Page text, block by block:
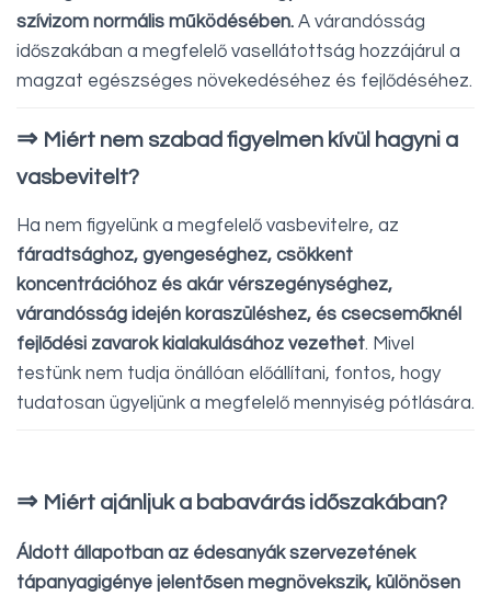
szívizom normális működésében. A várandósság
időszakában a megfelelő vasellátottság hozzájárul a
magzat egészséges növekedéséhez és fejlődéséhez.
⇒ Miért nem szabad figyelmen kívül hagyni a
vasbevitelt?
Ha nem figyelünk a megfelelő vasbevitelre, az
fáradtsághoz, gyengeséghez, csökkent
koncentrációhoz és akár vérszegénységhez,
várandósság idején koraszüléshez, és csecsemőknél
fejlődési zavarok kialakulásához vezethet. Mivel
testünk nem tudja önállóan előállítani, fontos, hogy
tudatosan ügyeljünk a megfelelő mennyiség pótlására.
⇒ Miért ajánljuk a babavárás időszakában?
Áldott állapotban az édesanyák szervezetének
tápanyagigénye jelentősen megnövekszik, különösen